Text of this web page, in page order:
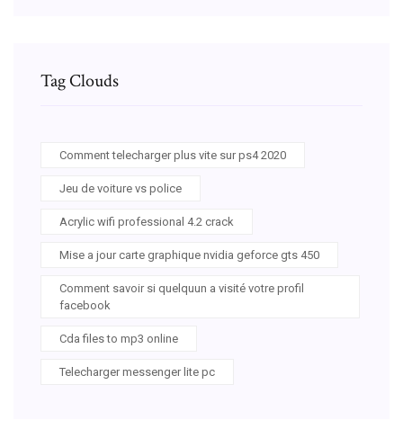
Tag Clouds
Comment telecharger plus vite sur ps4 2020
Jeu de voiture vs police
Acrylic wifi professional 4.2 crack
Mise a jour carte graphique nvidia geforce gts 450
Comment savoir si quelquun a visité votre profil
facebook
Cda files to mp3 online
Telecharger messenger lite pc